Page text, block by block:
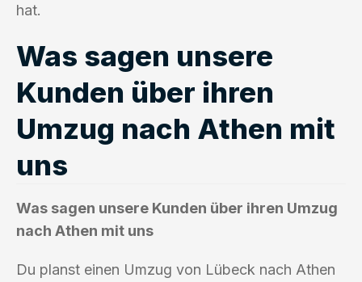
hat.
Was sagen unsere
Kunden über ihren
Umzug nach Athen mit
uns
Was sagen unsere Kunden über ihren Umzug
nach Athen mit uns
Du planst einen Umzug von Lübeck nach Athen